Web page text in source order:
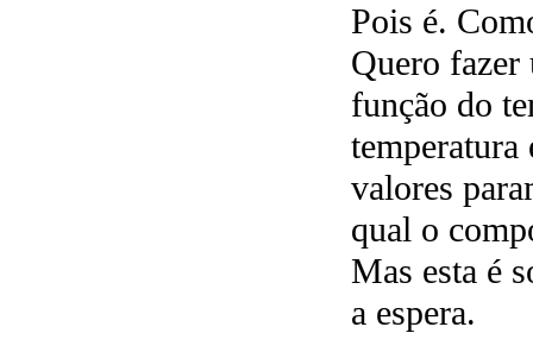
Pois é.
Quero fazer
função do
temperatura
valores
qual o
Mas esta é
a espera.